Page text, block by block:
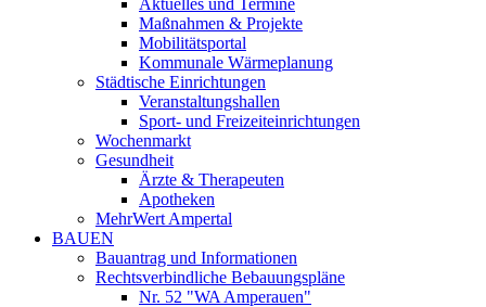
Aktuelles und Termine
Maßnahmen & Projekte
Mobilitätsportal
Kommunale Wärmeplanung
Städtische Einrichtungen
Veranstaltungshallen
Sport- und Freizeiteinrichtungen
Wochenmarkt
Gesundheit
Ärzte & Therapeuten
Apotheken
MehrWert Ampertal
BAUEN
Bauantrag und Informationen
Rechtsverbindliche Bebauungspläne
Nr. 52 "WA Amperauen"